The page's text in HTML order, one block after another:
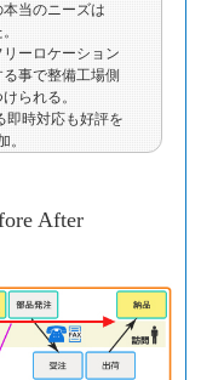
当のニーズは
ーロケーション
事で整備工場側
られる。
即時対応も好評を
。
After